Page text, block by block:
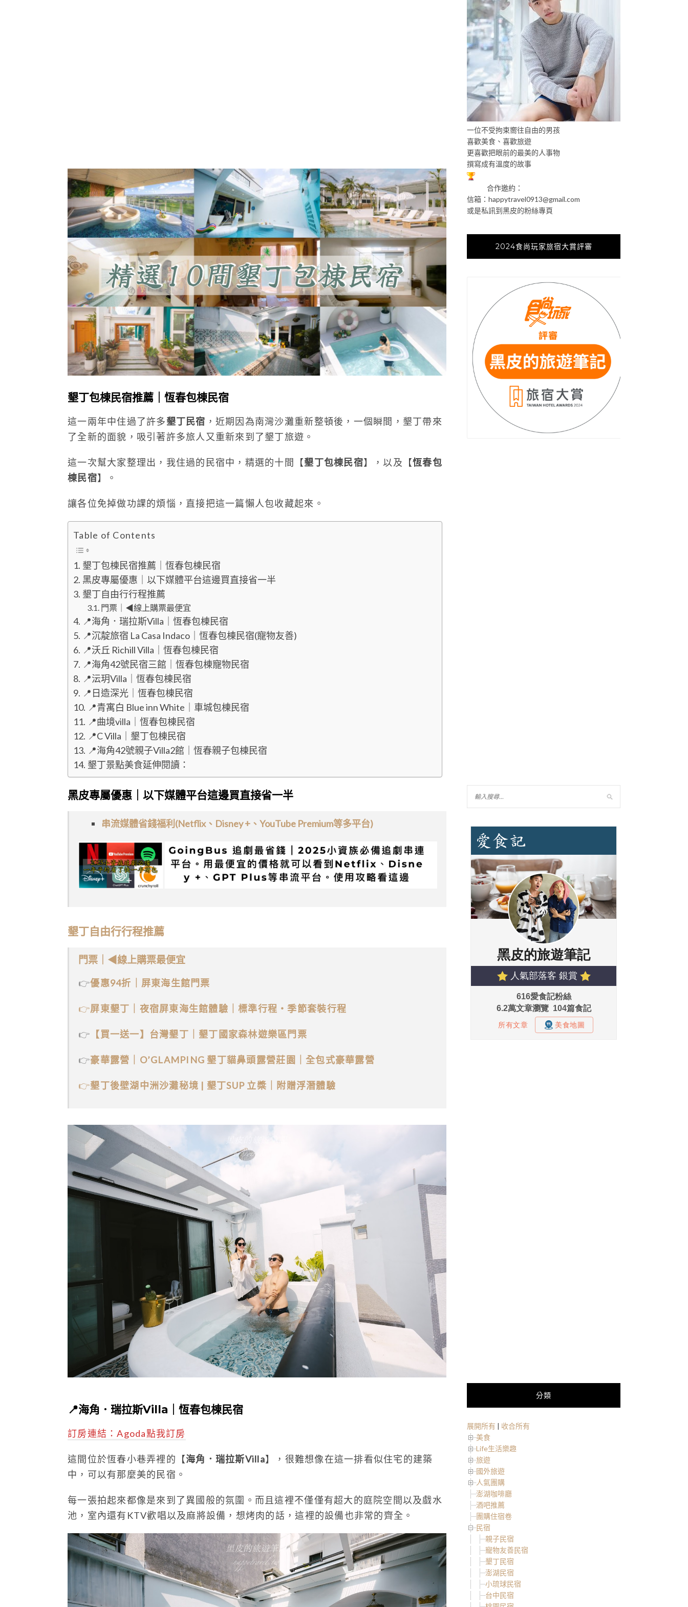
墾丁包棟民宿推薦｜恆春包棟民宿
這一兩年中住過了許多墾丁民宿 ，近期因為南灣沙灘重新整頓後，一個瞬間，墾丁帶來
了全新的面貌，吸引著許多旅人又重新來到了墾丁旅遊。
這一次幫大家整理出，我住過的民宿中，精選的十間【墾丁包棟民宿】，以及【恆春包
棟民宿】。
讓各位免掉做功課的煩惱，直接把這一篇懶人包收藏起來。
Table of Contents
墾丁包棟民宿推薦｜恆春包棟民宿
黑皮專屬優惠｜以下媒體平台這邊買直接省一半
墾丁自由行行程推薦
門票｜◀線上購票最便宜
📍海角．瑞拉斯Villa｜恆春包棟民宿
📍沉靛旅宿 La Casa Indaco｜恆春包棟民宿(寵物友善)
📍沃丘 Richill Villa｜恆春包棟民宿
📍海角42號民宿三館｜恆春包棟寵物民宿
📍沄玥Villa｜恆春包棟民宿
📍日造深光｜恆春包棟民宿
📍青寓白 Blue inn White｜車城包棟民宿
📍曲境villa｜恆春包棟民宿
📍C Villa｜墾丁包棟民宿
📍海角42號親子Villa2館｜恆春親子包棟民宿
墾丁景點美食延伸閱讀：
黑皮專屬優惠｜以下媒體平台這邊買直接省一半
串流媒體省錢福利(Netflix、Disney +、YouTube Premium等多平台)
墾丁自由行行程推薦
門票｜◀線上購票最便宜
👉優惠94折｜屏東海生館門票
👉屏東墾丁｜夜宿屏東海生館體驗｜標準行程・季節套裝行程
👉 【買一送一】台灣墾丁｜墾丁國家森林遊樂區門票
👉豪華露營｜O’GLAMPING 墾丁貓鼻頭露營莊園｜全包式豪華露營
👉墾丁後壁湖中洲沙灘秘境 | 墾丁SUP 立槳｜附贈浮潛體驗
📍海角．瑞拉斯Villa｜恆春包棟民宿
訂房連結：Agoda點我訂房
這間位於恆春小巷弄裡的【海角．瑞拉斯Villa】，很難想像在這一排看似住宅的建築
中，可以有那麼美的民宿。
每一張拍起來都像是來到了異國般的氛圍。而且這裡不僅僅有超大的庭院空間以及戲水
池，室內還有KTV歡唱以及麻將設備，想烤肉的話，這裡的設備也非常的齊全。
一位不受拘束嚮往自由的男孩
喜歡美食、喜歡旅遊
更喜歡把眼前的最美的人事物
撰寫成有溫度的故事
合作邀約：
信箱： happytravel0913@gmail.com
或是私訊到黑皮的粉絲專頁
2024食尚玩家旅宿大賞評審
分類
展開所有 | 收合所有
美食
Life生活樂趣
旅遊
國外旅遊
人氣團購
澎湖咖啡廳
酒吧推薦
團購住宿卷
民宿
親子民宿
寵物友善民宿
墾丁民宿
澎湖民宿
小琉球民宿
台中民宿